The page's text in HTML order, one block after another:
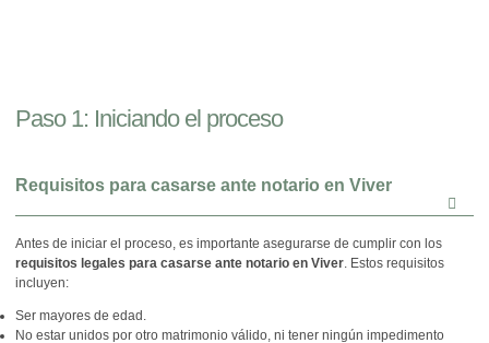
Paso 1: Iniciando el proceso
Requisitos para casarse ante notario en Viver
Antes de iniciar el proceso, es importante asegurarse de cumplir con los
requisitos legales para casarse ante notario en Viver . Estos requisitos
incluyen:
Ser mayores de edad.
No estar unidos por otro matrimonio válido, ni tener ningún impedimento